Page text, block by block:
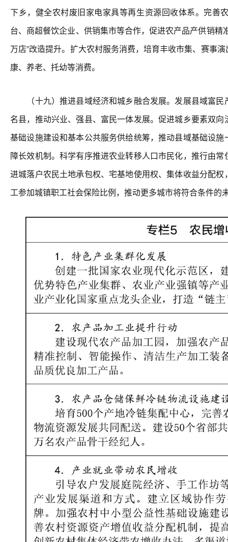
下乡，健全农村废旧家电家具等再生资源回收体系。完善
台、商超餐饮企业、供销集市等合作，促进农产品产供销
万店”改造提升。扩大农村服务消费，培育丰收市集、赛事
康、养老、托幼等消费。
（十九）推进县域经济和城乡融合发展。发展县域富民
名县，推动兴业、强县、富民一体发展。促进城乡要素双
基础设施建设和基本公共服务供给统筹，推动县域基础设
障长效机制。科学有序推进农业转移人口市民化，推行由
进城落户农民土地承包权、宅基地使用权、集体收益分配
工参加城镇职工社会保险比例，推动更多城市将符合条件的